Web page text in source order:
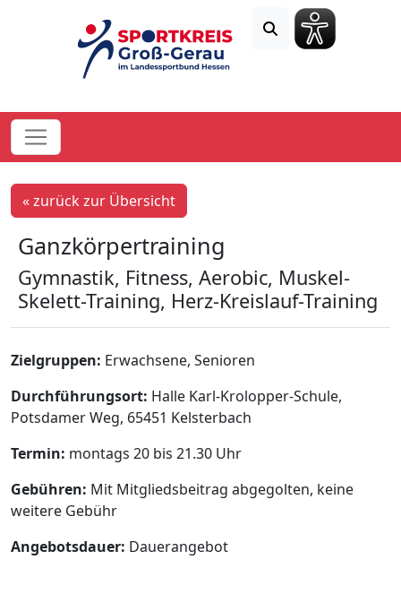
« zurück zur Übersicht
Ganzkörpertraining
Gymnastik, Fitness, Aerobic, Muskel-
Skelett-Training, Herz-Kreislauf-Training
Zielgruppen: Erwachsene, Senioren
Durchführungsort: Halle Karl-Krolopper-Schule,
Potsdamer Weg, 65451 Kelsterbach
Termin: montags 20 bis 21.30 Uhr
Gebühren: Mit Mitgliedsbeitrag abgegolten, keine
weitere Gebühr
Angebotsdauer: Dauerangebot